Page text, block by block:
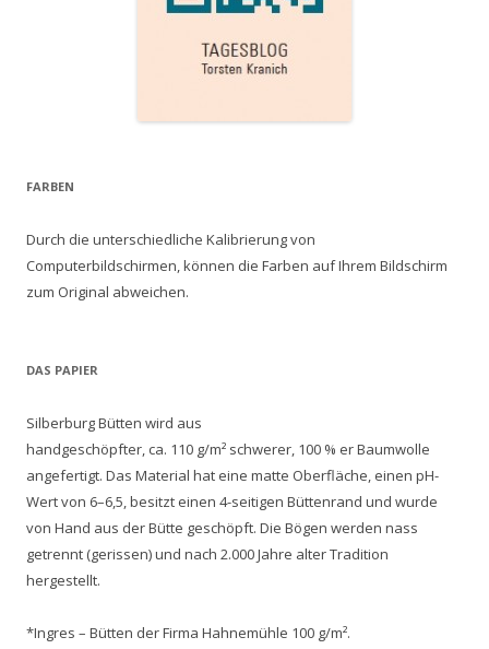
FARBEN
Durch die unterschiedliche Kalibrierung von
Computerbildschirmen, können die Farben auf Ihrem Bildschirm
zum Original abweichen.
DAS PAPIER
Silberburg Bütten wird aus
handgeschöpfter, ca. 110 g/m² schwerer, 100 % er Baumwolle
angefertigt. Das Material hat eine matte Oberfläche, einen pH-
Wert von 6–6,5, besitzt einen 4-seitigen Büttenrand und wurde
von Hand aus der Bütte geschöpft. Die Bögen werden nass
getrennt (gerissen) und nach 2.000 Jahre alter Tradition
hergestellt.
*Ingres – Bütten der Firma Hahnemühle 100 g/m².